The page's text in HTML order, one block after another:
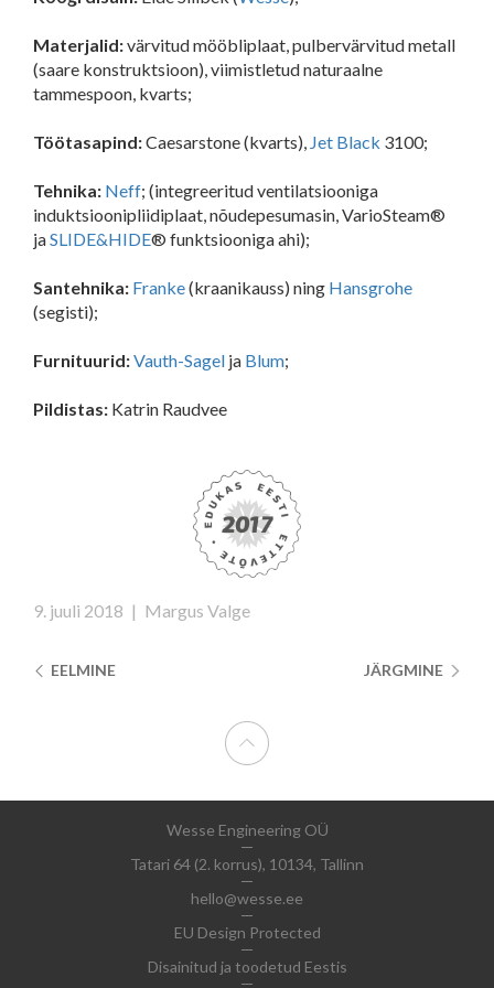
Materjalid:värvitud mööbliplaat, pulbervärvitud metall
(saare konstruktsioon), viimistletud naturaalne
tammespoon, kvarts;
Töötasapind:Caesarstone (kvarts), Jet Black 3100;
Tehnika: Neff; (integreeritud ventilatsiooniga
induktsioonipliidiplaat, nõudepesumasin, VarioSteam®
jaSLIDE&HIDE® funktsiooniga ahi);
Santehnika: Franke(kraanikauss) ning Hansgrohe
(segisti);
Furnituurid:Vauth-Sagel ja Blum;
Pildistas: Katrin Raudvee
9. juuli 2018 | Margus Valge
JÄRGMINE
EELMINE
Wesse Engineering OÜ
Tatari 64 (2. korrus), 10134, Tallinn
hello@wesse.ee
EU Design Protected
Disainitud ja toodetud Eestis